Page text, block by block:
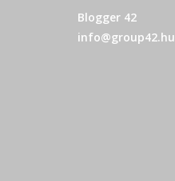
Blogger 42
info@group42.hu